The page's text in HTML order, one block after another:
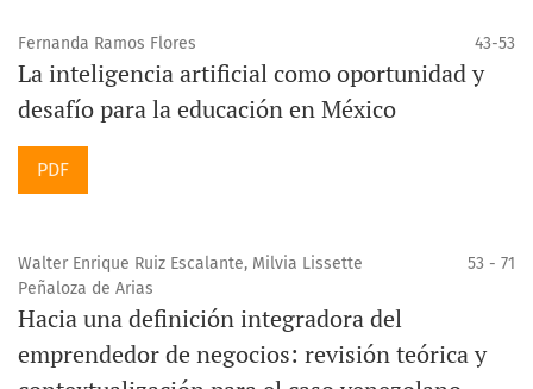
Fernanda Ramos Flores 43-53
La inteligencia artificial como oportunidad y
desafío para la educación en México
PDF
Walter Enrique Ruiz Escalante, Milvia Lissette
Peñaloza de Arias
53 - 71
Hacia una definición integradora del
emprendedor de negocios: revisión teórica y